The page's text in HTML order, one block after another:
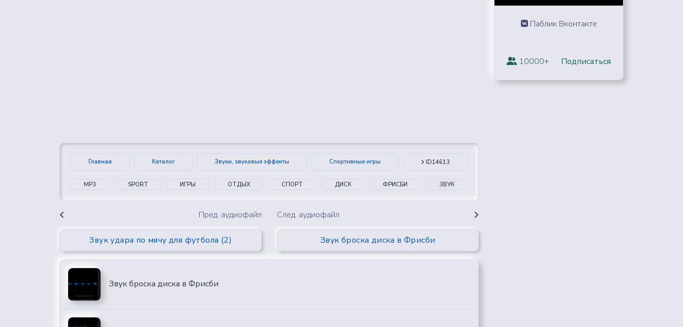
Главная Каталог Звуки, звуковые эффекты Спортивные игры ID14613
MP3 SPORT ИГРЫ ОТДЫХ СПОРТ ДИСК ФРИСБИ ЗВУК
Пред. аудиофайл
Звук удара по мячу для футбола (2)
След. аудиофайл
Звук броска диска в Фрисби
Паблик Вконтакте
10000+ Подписаться
Звук броска диска в Фрисби